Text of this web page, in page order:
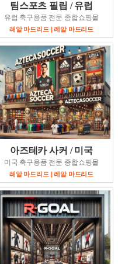
팀스포츠 필립 / 유럽
유럽 축구용품 전문 종합쇼핑몰
레알 마드리드 | 레알 마드리드
아즈테카 사커 / 미국
미국 축구용품 전문 종합쇼핑몰
레알 마드리드 | 레알 마드리드